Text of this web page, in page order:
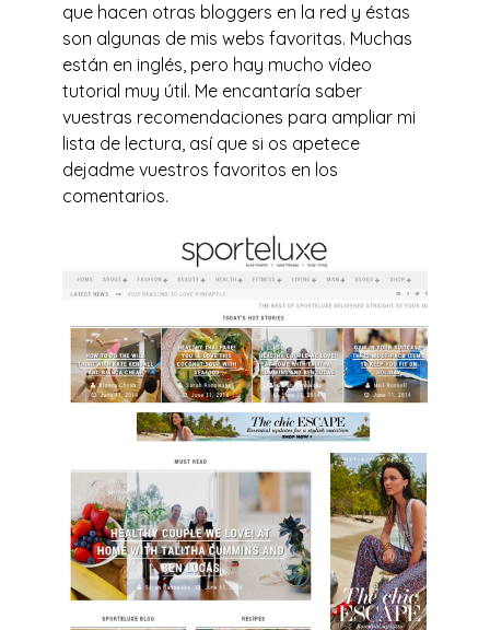
que hacen otras bloggers en la red y éstas
son algunas de mis webs favoritas. Muchas
están en inglés, pero hay mucho vídeo
tutorial muy útil. Me encantaría saber
vuestras recomendaciones para ampliar mi
lista de lectura, así que si os apetece
dejadme vuestros favoritos en los
comentarios.